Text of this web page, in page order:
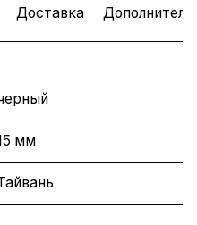
Доставка
мм